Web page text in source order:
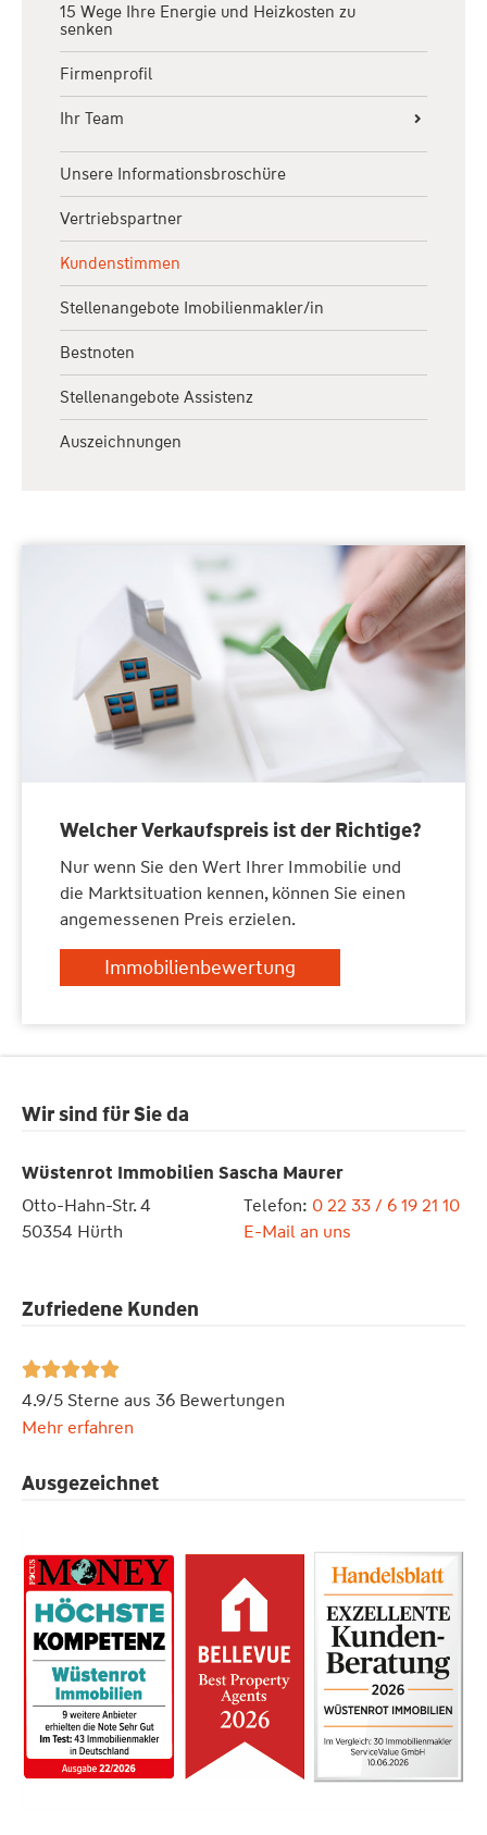
Wir sind für Sie da
Wüstenrot Immobilien Sascha Maurer
Otto-Hahn-Str. 4
50354 Hürth
Telefon: 0 22 33 / 6 19 21 10
E-Mail an uns
Zufriedene Kunden

4.9/5 Sterne aus 36 Bewertungen
Mehr erfahren
Ausgezeichnet
15 Wege Ihre Energie und Heizkosten zu
senken
Firmenprofil
Ihr Team
Terminbuchung
Besichtigungen
Besichtigung Eigentumswohnung
Besichtigung Immobilien
Besichtigung Mehrfamilienhaus
Immobilienbesichtigung
Weihnachten
Unsere Informationsbroschüre
Vertriebspartner
Kundenstimmen
Stellenangebote Imobilienmakler/in
Bestnoten
Stellenangebote Assistenz
Auszeichnungen
Welcher Verkaufspreis ist der Richtige?
Nur wenn Sie den Wert Ihrer Immobilie und
die Marktsituation kennen, können Sie einen
angemessenen Preis erzielen.
Immobilienbewertung